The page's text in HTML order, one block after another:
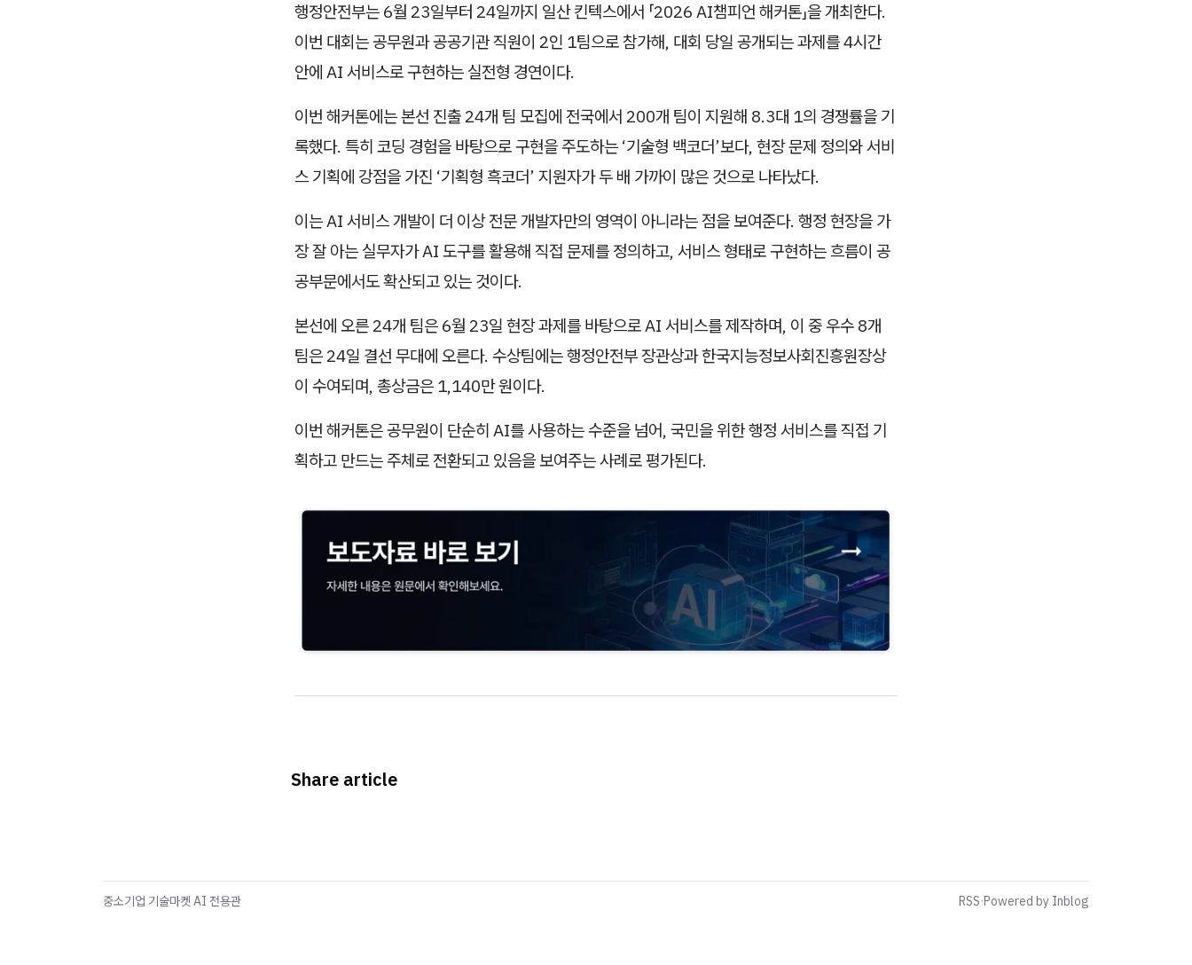
행정안전부는 6월 23일부터 24일까지 일산 킨텍스에서 「2026 AI챔피언 해커톤」을 개최한다.
이번 대회는 공무원과 공공기관 직원이 2인 1팀으로 참가해, 대회 당일 공개되는 과제를 4시간
안에 AI 서비스로 구현하는 실전형 경연이다.
이번 해커톤에는 본선 진출 24개 팀 모집에 전국에서 200개 팀이 지원해 8.3대 1의 경쟁률을 기
록했다. 특히 코딩 경험을 바탕으로 구현을 주도하는 ‘기술형 백코더’보다, 현장 문제 정의와 서비
스 기획에 강점을 가진 ‘기획형 흑코더’ 지원자가 두 배 가까이 많은 것으로 나타났다.
이는 AI 서비스 개발이 더 이상 전문 개발자만의 영역이 아니라는 점을 보여준다. 행정 현장을 가
장 잘 아는 실무자가 AI 도구를 활용해 직접 문제를 정의하고, 서비스 형태로 구현하는 흐름이 공
공부문에서도 확산되고 있는 것이다.
본선에 오른 24개 팀은 6월 23일 현장 과제를 바탕으로 AI 서비스를 제작하며, 이 중 우수 8개
팀은 24일 결선 무대에 오른다. 수상팀에는 행정안전부 장관상과 한국지능정보사회진흥원장상
이 수여되며, 총상금은 1,140만 원이다.
이번 해커톤은 공무원이 단순히 AI를 사용하는 수준을 넘어, 국민을 위한 행정 서비스를 직접 기
획하고 만드는 주체로 전환되고 있음을 보여주는 사례로 평가된다.
Share article
중소기업 기술마켓 AI 전용관 RSS·Powered by Inblog